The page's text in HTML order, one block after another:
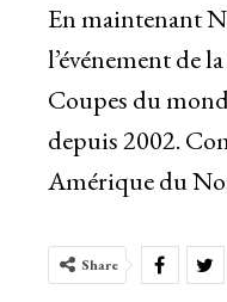
En maintenant
l’événement de
Coupes du
depuis 2002.
Amérique du
Share